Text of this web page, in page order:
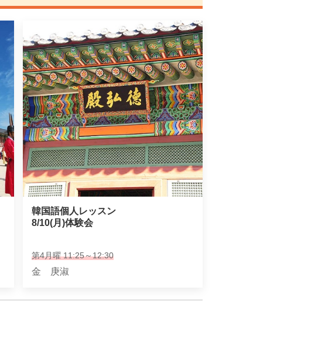
韓国語個人レッスン
8/10(月)体験会
第4月曜 11:25～12:30
金 庚淑